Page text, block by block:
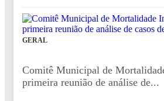
GERAL
Comitê Municipal de
primeira reunião de análise de...